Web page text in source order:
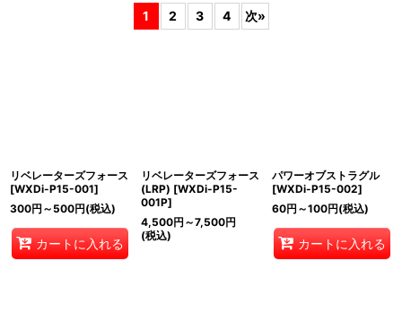
1 2 3 4 次»
リベレーターズフォース
[WXDi-P15-001]
300円 ～500円(税込)
カートに入れる
リベレーターズフォース
(LRP) [WXDi-P15-
001P]
4,500円 ～7,500円
(税込)
パワーオブストラグル
[WXDi-P15-002]
60円 ～100円(税込)
カートに入れる